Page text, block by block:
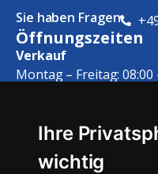
Ihre
wichtig
Sie haben Fragen
Öffnungszeiten
Verkauf
Montag – Freitag: 08:00
Werkstatt
Montag – Freitag: 08:00 –